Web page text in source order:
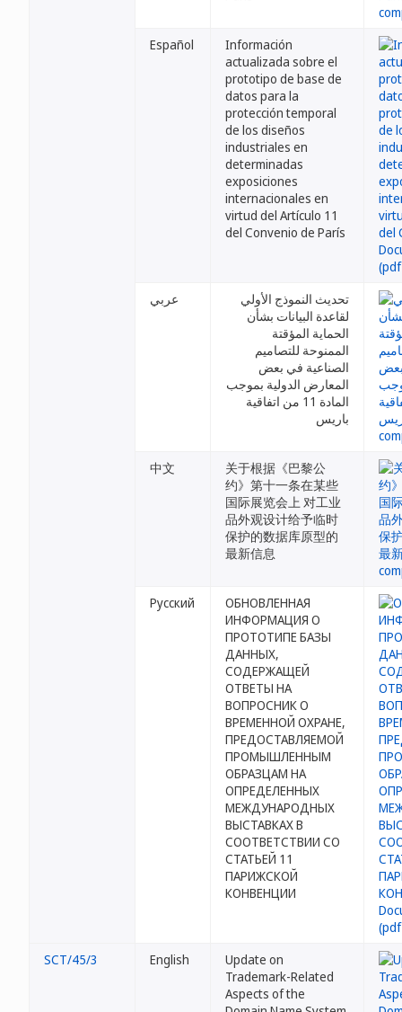
Español
Información
actualizada sobre el
prototipo de base de
datos para la
protección temporal
de los diseños
industriales en
determinadas
exposiciones
internacionales en
virtud del Artículo 11
del Convenio de París
عربي
تحديث النموذج الأولي
لقاعدة البيانات بشأن
الحماية المؤقتة
الممنوحة للتصاميم
الصناعية في بعض
المعارض الدولية بموجب
المادة 11 من اتفاقية
باريس
中文
关于根据《巴黎公
约》第十一条在某些
国际展览会上 对工业
品外观设计给予临时
保护的数据库原型的
最新信息
Русский
ОБНОВЛЕННАЯ
ИНФОРМАЦИЯ О
ПРОТОТИПЕ БАЗЫ
ДАННЫХ,
СОДЕРЖАЩЕЙ
ОТВЕТЫ НА
ВОПРОСНИК О
ВРЕМЕННОЙ ОХРАНЕ,
ПРЕДОСТАВЛЯЕМОЙ
ПРОМЫШЛЕННЫМ
ОБРАЗЦАМ НА
ОПРЕДЕЛЕННЫХ
МЕЖДУНАРОДНЫХ
ВЫСТАВКАХ В
СООТВЕТСТВИИ СО
СТАТЬЕЙ 11
ПАРИЖСКОЙ
КОНВЕНЦИИ
SCT/45/3 English
Update on
Trademark-Related
Aspects of the